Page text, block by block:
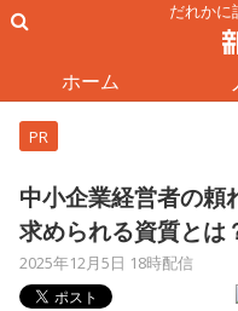
だれかに
ホーム
PR
中小企業経営者の頼
求められる資質とは
2025年12月5日 18時配信